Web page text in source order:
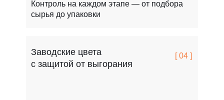
Заводские цвета
с защитой от выгорания
[ 04 ]
Контроль на каждом этапе — от подбора
сырья до упаковки